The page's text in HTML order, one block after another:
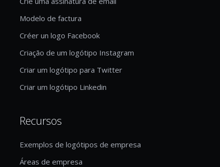
Modelo de factura
Créer un logo Facebook
Criação de um logótipo Instagram
Criar um logótipo para Twitter
Criar um logótipo Linkedin
Recursos
Exemplos de logótipos de empresa
Áreas de empresa